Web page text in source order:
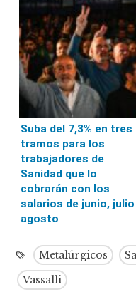
Suba del 7,3% en tres
tramos para los
trabajadores de
Sanidad que lo
cobrarán con los
salarios de junio, julio
agosto
Metalúrgicos
Vassalli